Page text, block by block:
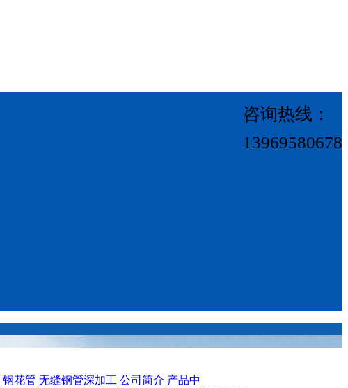
咨询热线：
13969580678
钢花管 无缝钢管深加工 公司简介 产品中